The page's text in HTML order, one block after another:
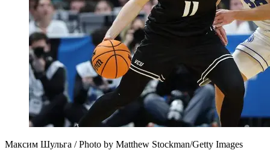
Максим Шульга / Photo by Matthew Stockman/Getty Images